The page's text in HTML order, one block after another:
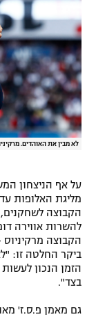
מדיניות
תקנון פעילות
רשיון להקרנה
הצטרפות
לוח דרושים –
תגיות
המגזין
גיימינג E-Sports
לא מבין את האוהדים.
על אף הניצחון
מליגת האלופות
הקבוצה
להשרות אווירה
הקבוצה
ביקר החלטה זו:
הזמן הנכון
בצד".
גם מאמן פ.ס.ז'